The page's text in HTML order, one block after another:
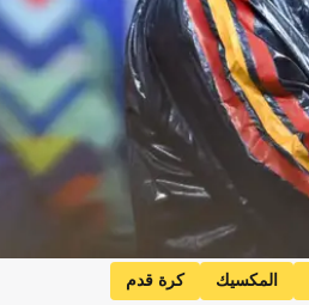
المكسيك كرة قدم